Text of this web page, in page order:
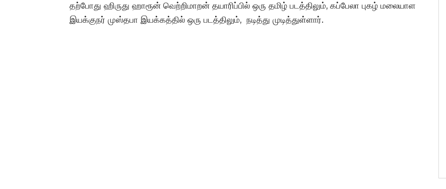
தற்போது ஹிருது ஹாரூன் வெற்றிமாறன் தயாரிப்பில் ஒரு தமிழ் படத்திலும், கப்பேலா புகழ் மலையாள
இயக்குநர் முஸ்தபா இயக்கத்தில் ஒரு படத்திலும், நடித்து முடித்துள்ளார்.